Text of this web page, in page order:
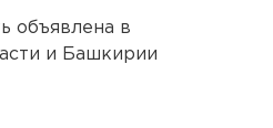
объявлена в
и Башкирии